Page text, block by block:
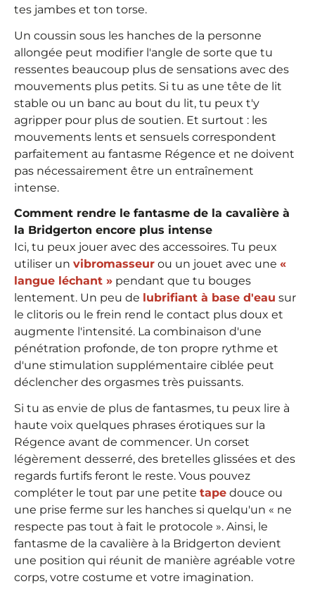
tes jambes et ton torse.
Un coussin sous les hanches de la personne
allongée peut modifier l'angle de sorte que tu
ressentes beaucoup plus de sensations avec des
mouvements plus petits. Si tu as une tête de lit
stable ou un banc au bout du lit, tu peux t'y
agripper pour plus de soutien. Et surtout : les
mouvements lents et sensuels correspondent
parfaitement au fantasme Régence et ne doivent
pas nécessairement être un entraînement
intense.
Comment rendre le fantasme de la cavalière à
la Bridgerton encore plus intense
Ici, tu peux jouer avec des accessoires. Tu peux
utiliser un vibromasseur ou un jouet avec une «
langue léchant » pendant que tu bouges
lentement. Un peu de lubrifiant à base d'eau sur
le clitoris ou le frein rend le contact plus doux et
augmente l'intensité. La combinaison d'une
pénétration profonde, de ton propre rythme et
d'une stimulation supplémentaire ciblée peut
déclencher des orgasmes très puissants.
Si tu as envie de plus de fantasmes, tu peux lire à
haute voix quelques phrases érotiques sur la
Régence avant de commencer. Un corset
légèrement desserré, des bretelles glissées et des
regards furtifs feront le reste. Vous pouvez
compléter le tout par une petite tape douce ou
une prise ferme sur les hanches si quelqu'un « ne
respecte pas tout à fait le protocole ». Ainsi, le
fantasme de la cavalière à la Bridgerton devient
une position qui réunit de manière agréable votre
corps, votre costume et votre imagination.